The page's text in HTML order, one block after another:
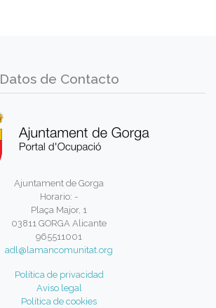
Datos de Contacto
Ajuntament de Gorga
Horario: -
Plaça Major, 1
03811 GORGA Alicante
965511001
adl@lamancomunitat.org
Política de privacidad
Aviso legal
Política de cookies